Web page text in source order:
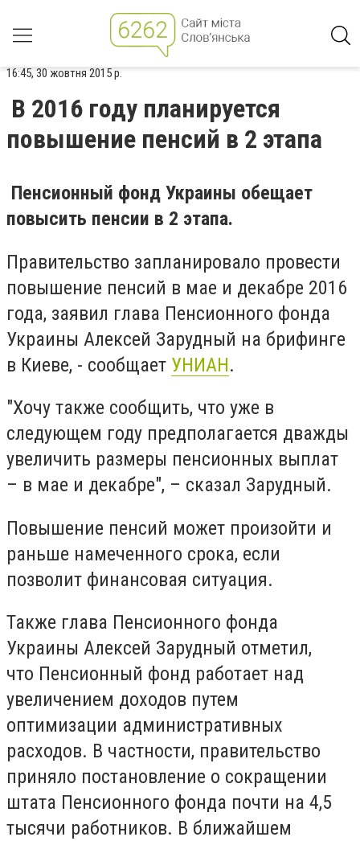
16:45, 30 жовтня 2015 р.
В 2016 году планируется
повышение пенсий в 2 этапа
Пенсионный фонд Украины обещает
повысить пенсии в 2 этапа.
Правительство запланировало провести
повышение пенсий в мае и декабре 2016
года, заявил глава Пенсионного фонда
Украины Алексей Зарудный на брифинге
в Киеве, - сообщает УНИАН.
"Хочу также сообщить, что уже в
следующем году предполагается дважды
увеличить размеры пенсионных выплат
– в мае и декабре", – сказал Зарудный.
Повышение пенсий может произойти и
раньше намеченного срока, если
позволит финансовая ситуация.
Также глава Пенсионного фонда
Украины Алексей Зарудный отметил,
что Пенсионный фонд работает над
увеличением доходов путем
оптимизации административных
расходов. В частности, правительство
приняло постановление о сокращении
штата Пенсионного фонда почти на 4,5
тысячи работников. В ближайшем